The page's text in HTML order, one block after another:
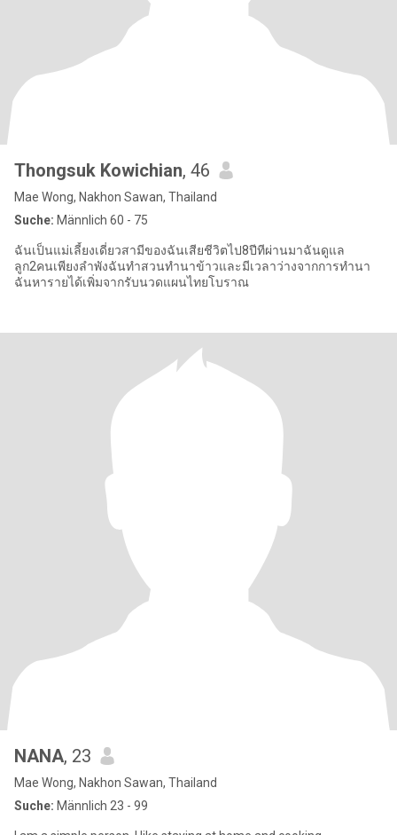
Thongsuk Kowichian, 46
Mae Wong, Nakhon Sawan, Thailand
Suche: Männlich 60 - 75
ฉันเป็นแม่เลี้ยงเดี่ยวสามีของฉันเสียชีวิตไป8ปีทีผ่านมาฉันดูแล
ลูก2คนเพียงลำพังฉันทำสวนทำนาข้าวและมีเวลาว่างจากการทำนา
ฉันหารายได้เพิ่มจากรับนวดแผนไทยโบราณ
NANA, 23
Mae Wong, Nakhon Sawan, Thailand
Suche: Männlich 23 - 99